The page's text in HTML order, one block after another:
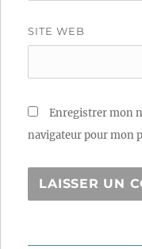
SITE WEB
Enregistrer mon
navigateur pour mon